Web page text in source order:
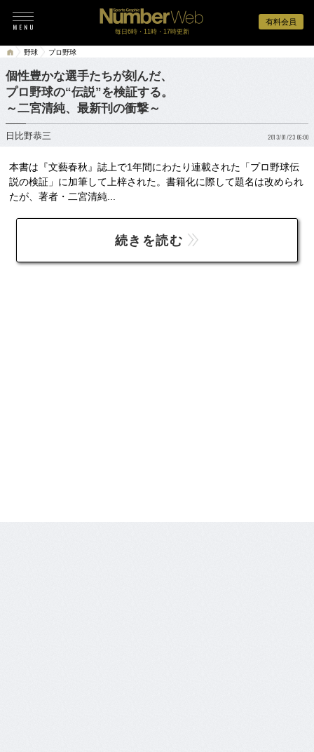
有料会員
毎日6時・11時・17時更新
野球 プロ野球
個性豊かな選手たちが刻んだ、
プロ野球の“伝説”を検証する。
～二宮清純、最新刊の衝撃～
日比野恭三 2013/01/23 06:00
本書は『文藝春秋』誌上で1年間にわたり連載された「プロ野球伝
説の検証」に加筆して上梓された。書籍化に際して題名は改められ
たが、著者・二宮清純...
続きを読む